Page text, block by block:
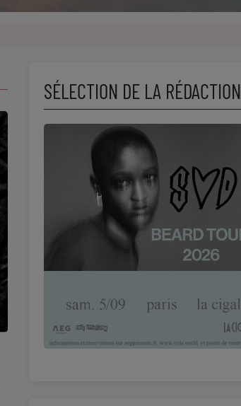
SÉLECTION DE LA RÉDACTION